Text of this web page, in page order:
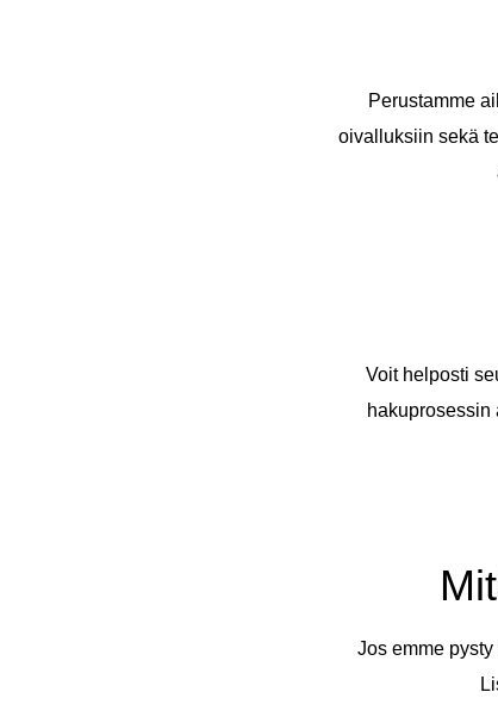
Perustamme
oivalluksiin sekä
Voit helposti
hakuprosessin
Jos emme